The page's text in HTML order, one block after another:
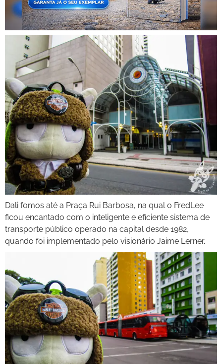
Dali fomos até a Praça Rui Barbosa, na qual o FredLee
ficou encantado com o inteligente e eficiente sistema de
transporte público operado na capital desde 1982,
quando foi implementado pelo visionário Jaime Lerner.